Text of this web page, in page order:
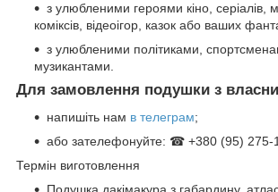
з улюбленими героями кіно, серіалів,
коміксів, відеоігор, казок або ваших
з улюбленими політиками,
музикантами.
Для замовлення подушки з
напишіть нам в телеграм;
або зателефонуйте: ☎ +380 (95) 275-
Термін виготовлення